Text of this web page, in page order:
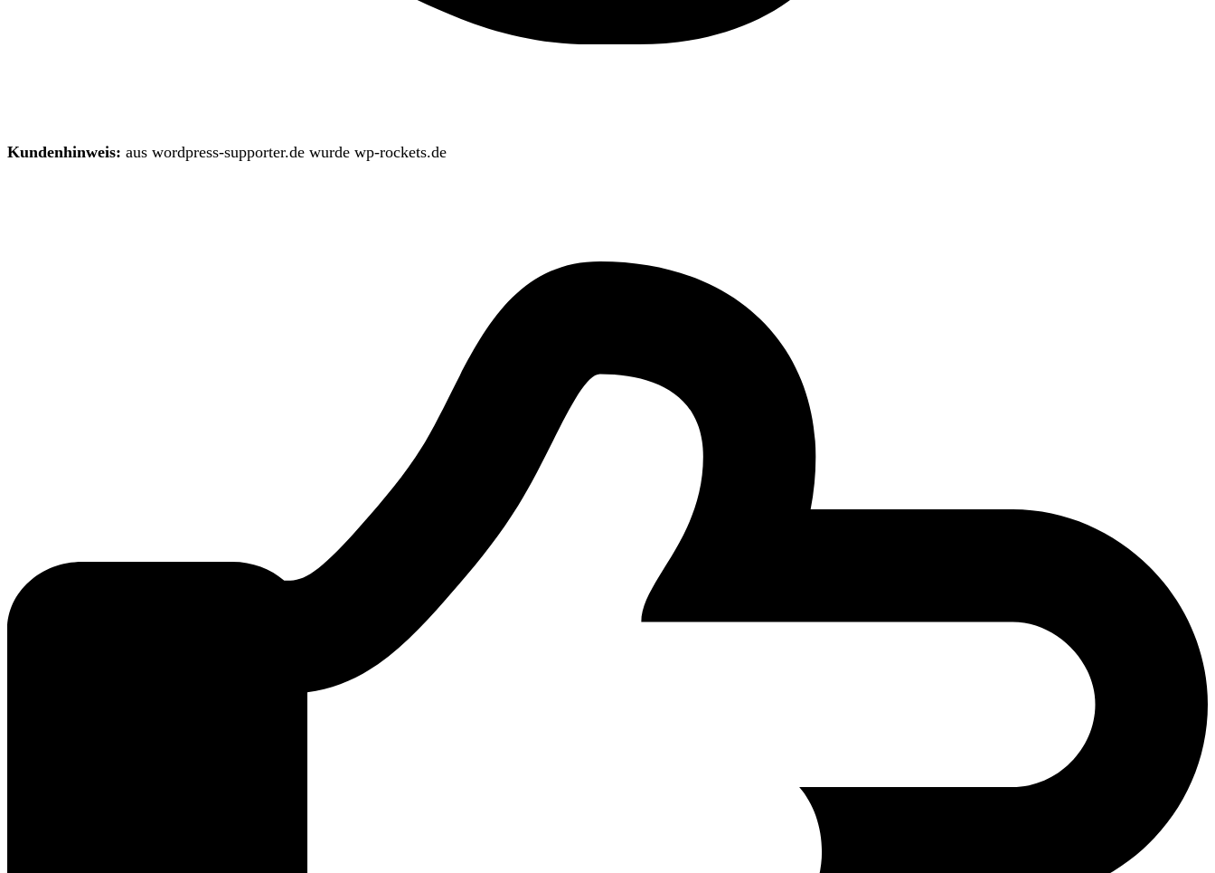
Kundenhinweis: aus wordpress-supporter.de wurde wp-rockets.de